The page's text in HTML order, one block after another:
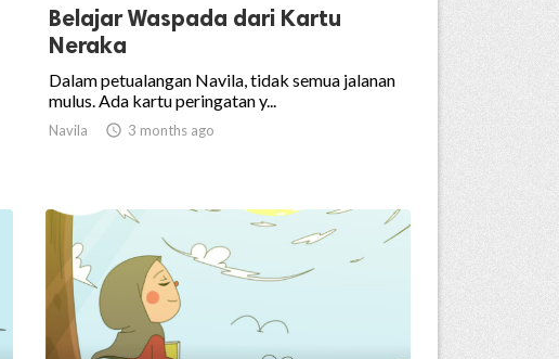
Belajar Waspada dari Kartu
Neraka
Dalam petualangan Navila, tidak semua jalanan
mulus. Ada kartu peringatan y...
Navila  3 months ago